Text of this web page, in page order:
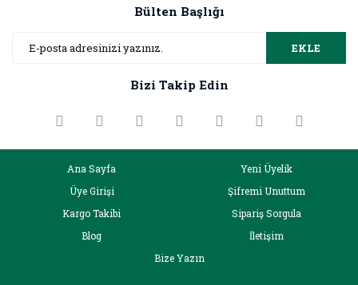
Bülten Başlığı
EKLE
Bizi Takip Edin
Ana Sayfa
Yeni Üyelik
Üye Girişi
Şifremi Unuttum
Kargo Takibi
Sipariş Sorgula
Blog
İletişim
Bize Yazın